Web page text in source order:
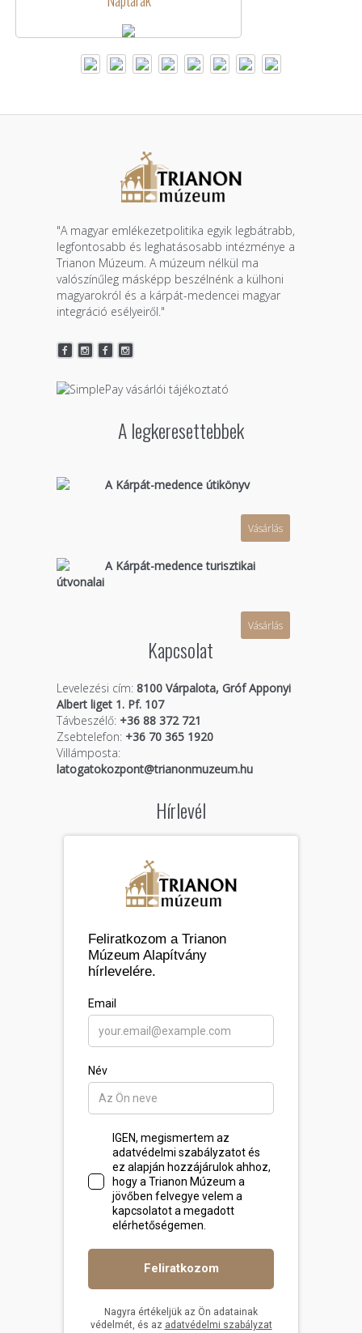
"A magyar emlékezetpolitika egyik legbátrabb,
legfontosabb és leghatásosabb intézménye a
Trianon Múzeum. A múzeum nélkül ma
valószínűleg másképp beszélnénk a külhoni
magyarokról és a kárpát-medencei magyar
integráció esélyeiről."
A legkeresettebbek
A Kárpát-medence útikönyv
Vásárlás
A Kárpát-medence turisztikai
útvonalai
Vásárlás
Kapcsolat
Levelezési cím: 8100 Várpalota, Gróf Apponyi
Albert liget 1. Pf. 107
Távbeszélő:+36 88 372 721
Zsebtelefon:+36 70 365 1920
Villámposta:
latogatokozpont@trianonmuzeum.hu
Hírlevél